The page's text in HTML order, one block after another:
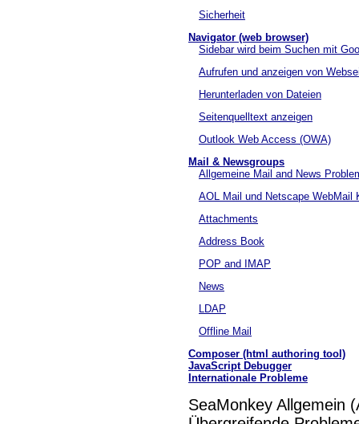
Sicherheit
Navigator (web browser)
Sidebar wird beim Suchen mit
Aufrufen und anzeigen von
Herunterladen von Dateien
Seitenquelltext anzeigen
Outlook Web Access (OWA)
Mail & Newsgroups
Allgemeine Mail and News
AOL Mail und Netscape WebMail
Attachments
Address Book
POP and IMAP
News
LDAP
Offline Mail
Composer (html authoring tool)
JavaScript Debugger
Internationale Probleme
SeaMonkey Allgemein